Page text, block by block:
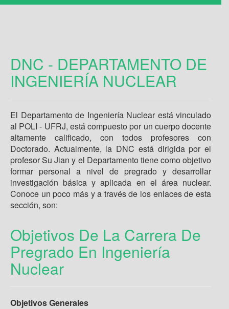
DNC - DEPARTAMENTO DE
INGENIERÍA NUCLEAR
El Departamento de Ingeniería Nuclear está vinculado
al POLI - UFRJ, está compuesto por un cuerpo docente
altamente calificado, con todos profesores con
Doctorado. Actualmente, la DNC está dirigida por el
profesor Su Jian y el Departamento tiene como objetivo
formar personal a nivel de pregrado y desarrollar
investigación básica y aplicada en el área nuclear.
Conoce un poco más y a través de los enlaces de esta
sección, son:
Objetivos De La Carrera De
Pregrado En Ingeniería
Nuclear
Objetivos Generales